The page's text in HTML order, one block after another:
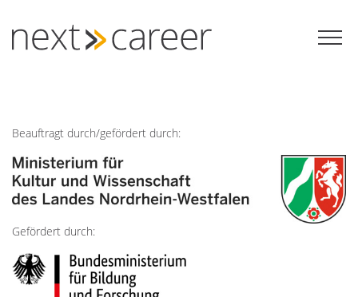
Inhalt
springen
Beauftragt durch/gefördert durch:
Gefördert durch: